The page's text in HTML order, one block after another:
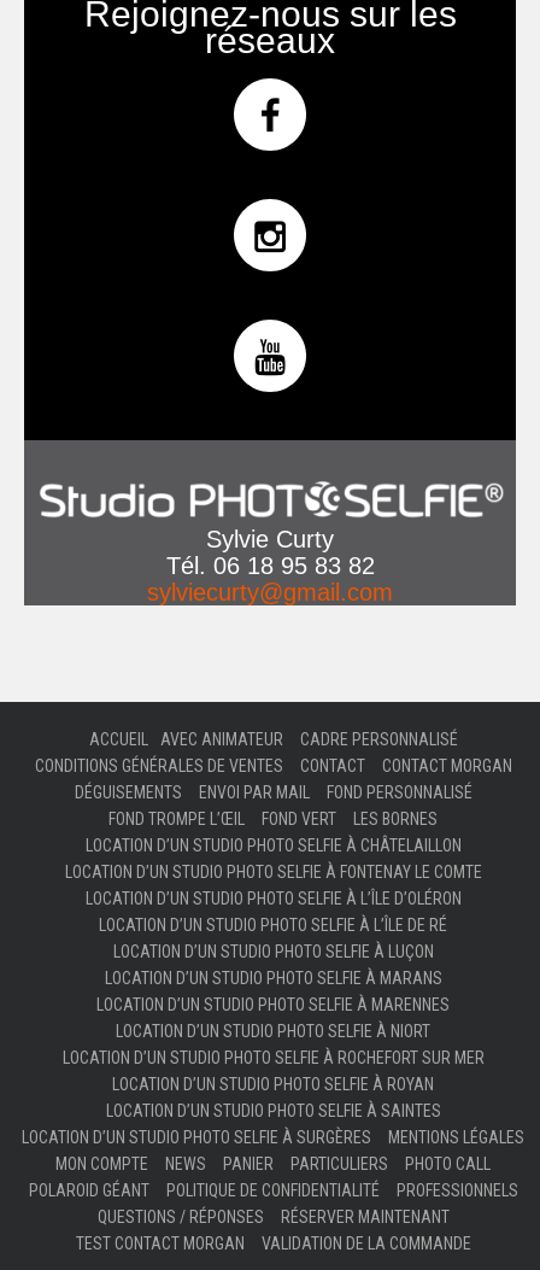
Rejoignez-nous sur les
réseaux
Sylvie Curty
Tél. 06 18 95 83 82
sylviecurty@gmail.com
ACCUEIL AVEC ANIMATEUR
CADRE PERSONNALISÉ
CONDITIONS GÉNÉRALES DE VENTES
CONTACT
CONTACT MORGAN
DÉGUISEMENTS
ENVOI PAR MAIL
FOND PERSONNALISÉ
FOND TROMPE L’ŒIL
FOND VERT
LES BORNES
LOCATION D’UN STUDIO PHOTO SELFIE À CHÂTELAILLON
LOCATION D’UN STUDIO PHOTO SELFIE À FONTENAY LE COMTE
LOCATION D’UN STUDIO PHOTO SELFIE À L’ÎLE D’OLÉRON
LOCATION D’UN STUDIO PHOTO SELFIE À L’ÎLE DE RÉ
LOCATION D’UN STUDIO PHOTO SELFIE À LUÇON
LOCATION D’UN STUDIO PHOTO SELFIE À MARANS
LOCATION D’UN STUDIO PHOTO SELFIE À MARENNES
LOCATION D’UN STUDIO PHOTO SELFIE À NIORT
LOCATION D’UN STUDIO PHOTO SELFIE À ROCHEFORT SUR MER
LOCATION D’UN STUDIO PHOTO SELFIE À ROYAN
LOCATION D’UN STUDIO PHOTO SELFIE À SAINTES
LOCATION D’UN STUDIO PHOTO SELFIE À SURGÈRES
MENTIONS LÉGALES
MON COMPTE
NEWS PANIER PARTICULIERS
PHOTO CALL
POLAROID GÉANT
POLITIQUE DE CONFIDENTIALITÉ
PROFESSIONNELS
QUESTIONS / RÉPONSES
RÉSERVER MAINTENANT
TEST CONTACT MORGAN
VALIDATION DE LA COMMANDE